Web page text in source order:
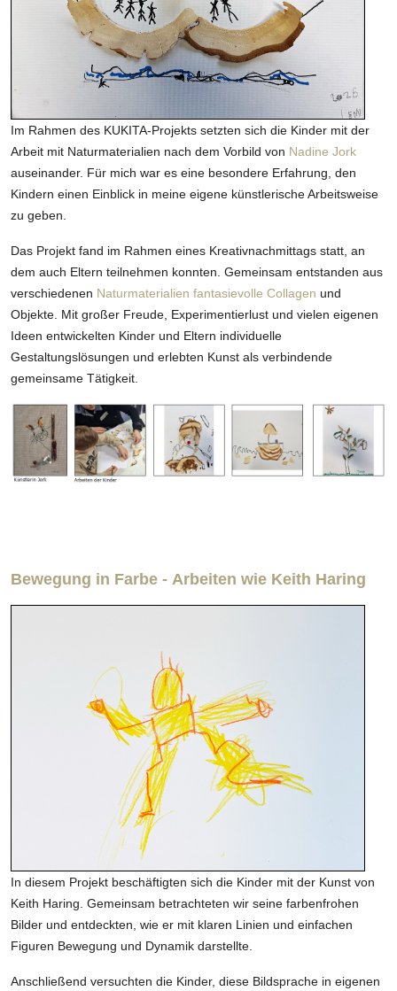
Im Rahmen des KUKITA-Projekts setzten sich die Kinder mit der
Arbeit mit Naturmaterialien nach dem Vorbild von Nadine Jork
auseinander. Für mich war es eine besondere Erfahrung, den
Kindern einen Einblick in meine eigene künstlerische Arbeitsweise
zu geben.
Das Projekt fand im Rahmen eines Kreativnachmittags statt, an
dem auch Eltern teilnehmen konnten. Gemeinsam entstanden aus
verschiedenen Naturmaterialien fantasievolle Collagen und
Objekte. Mit großer Freude, Experimentierlust und vielen eigenen
Ideen entwickelten Kinder und Eltern individuelle
Gestaltungslösungen und erlebten Kunst als verbindende
gemeinsame Tätigkeit.
Bewegung in Farbe - Arbeiten wie Keith Haring
In diesem Projekt beschäftigten sich die Kinder mit der Kunst von
Keith Haring. Gemeinsam betrachteten wir seine farbenfrohen
Bilder und entdeckten, wie er mit klaren Linien und einfachen
Figuren Bewegung und Dynamik darstellte.
Anschließend versuchten die Kinder, diese Bildsprache in eigenen